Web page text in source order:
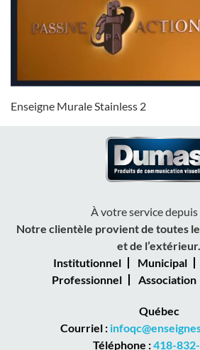
Enseigne Murale Stainless 2
À votre service depuis
Notre clientèle provient de toutes
et de l’extérieur.
Institutionnel
Municipal
Professionnel
Association
Québec
Courriel :
Téléphone :418-